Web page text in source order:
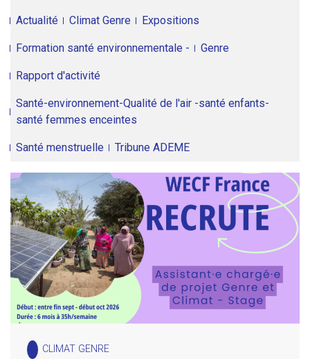
Actualité Climat Genre Expositions
Formation santé environnementale - Genre
Rapport d'activité
Santé-environnement-Qualité de l'air -santé enfants-
santé femmes enceintes
Santé menstruelle Tribune ADEME
CLIMAT GENRE